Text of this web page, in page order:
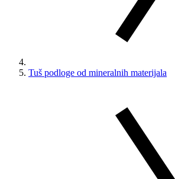
Tuš podloge od mineralnih materijala